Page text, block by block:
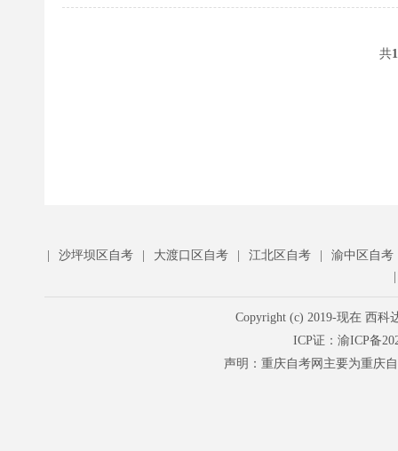
共1
沙坪坝区自考 大渡口区自考 江北区自考
渝中区自考
Copyright (c) 2019-现在 西
ICP证： 渝ICP备
声明：重庆自考网主要为重庆